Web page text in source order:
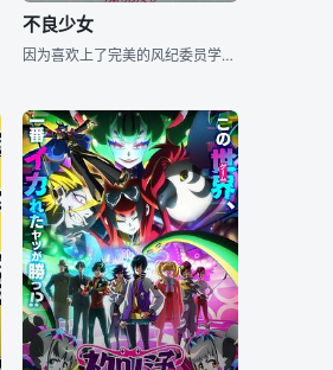
不良少女
因为喜欢上了完美的风纪委员学姐水鸟亚鸟，本性是好孩子的优谷优故意打扮成了不良少女的模样。然而，天生不会装不良的优被亚鸟当成了可爱的小狗。